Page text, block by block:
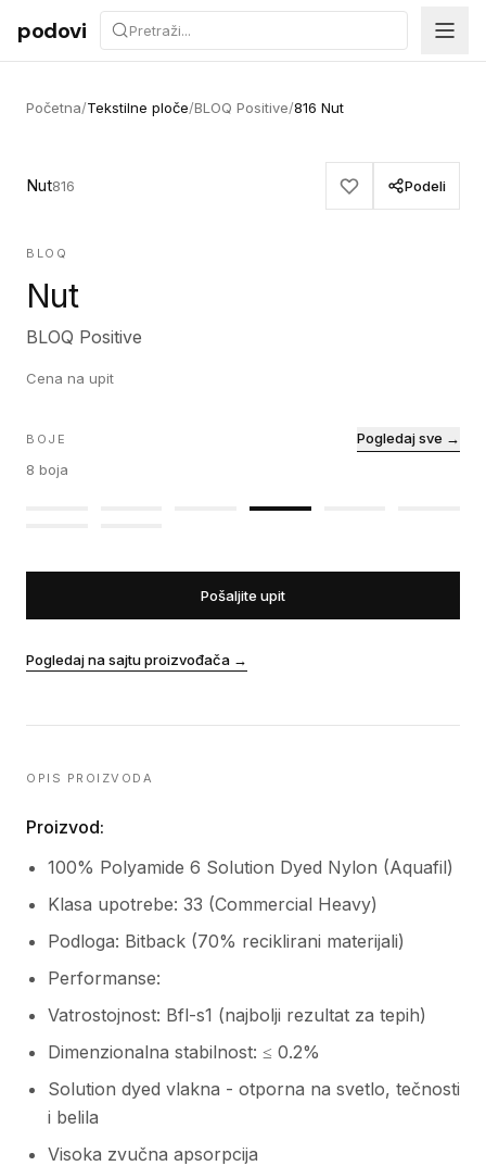
Preskoči na sadržaj
podovi
Početna/Tekstilne ploče/BLOQ Positive/816 Nut
Nut816 Podeli
BLOQ
Nut
BLOQ Positive
Cena na upit
BOJE
8 boja
Pogledaj sve →
Pošaljite upit
Pogledaj na sajtu proizvođača →
OPIS PROIZVODA
Proizvod:
100% Polyamide 6 Solution Dyed Nylon (Aquafil)
Klasa upotrebe: 33 (Commercial Heavy)
Podloga: Bitback (70% reciklirani materijali)
Performanse:
Vatrostojnost: Bfl-s1 (najbolji rezultat za tepih)
Dimenzionalna stabilnost: ≤ 0.2%
Solution dyed vlakna - otporna na svetlo, tečnosti
i belila
Visoka zvučna apsorpcija